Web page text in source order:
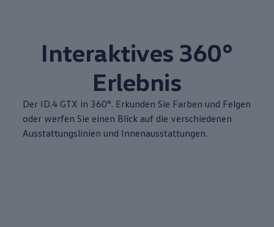
Interaktives 360°
Erlebnis
Der ID.4 GTX in 360°. Erkunden Sie Farben und Felgen
oder werfen Sie einen Blick auf die verschiedenen
Ausstattungslinien und Innenausstattungen.